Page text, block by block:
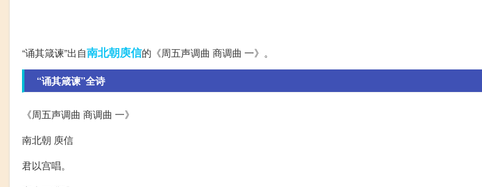
“诵其箴谏”出自南北朝庾信的《周五声调曲 商调曲 一》。
“诵其箴谏”全诗
《周五声调曲 商调曲 一》
南北朝 庾信
君以宫唱。